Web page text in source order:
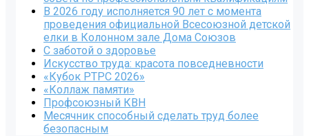
В 2026 году исполняется 90 лет с момента
проведения официальной Всесоюзной детской
елки в Колонном зале Дома Союзов
С заботой о здоровье
Искусство труда: красота повседневности
«Кубок РТРС 2026»
«Коллаж памяти»
Профсоюзный КВН
Месячник способный сделать труд более
безопасным